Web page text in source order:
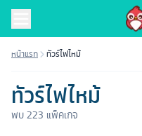
หน้าแรก ทัวร์ไฟไหม้
ทัวร์ไฟไหม้
พบ223 แพ็คเกจ